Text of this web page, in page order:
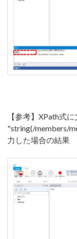
【参考】XPath式
"string(/members/
力した場合の結果